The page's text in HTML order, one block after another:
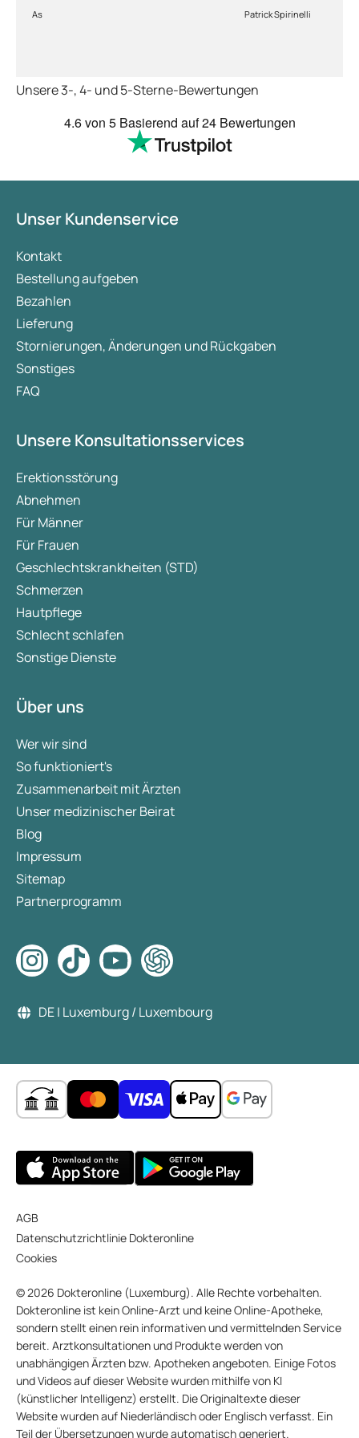
As
Ware sorgfältig
schnelle
Patrick Spirinelli
Unsere 3-, 4- und 5-Sterne-Bewertungen
4.6von 5 Basierend auf24 Bewertungen
Unser Kundenservice
Kontakt
Bestellung aufgeben
Bezahlen
Lieferung
Stornierungen, Änderungen und Rückgaben
Sonstiges
FAQ
Unsere Konsultationsservices
Erektionsstörung
Abnehmen
Für Männer
Für Frauen
Geschlechtskrankheiten (STD)
Schmerzen
Hautpflege
Schlecht schlafen
Sonstige Dienste
Über uns
Wer wir sind
So funktioniert's
Zusammenarbeit mit Ärzten
Unser medizinischer Beirat
Blog
Impressum
Sitemap
Partnerprogramm
DE | Luxemburg / Luxembourg
AGB
Datenschutzrichtlinie Dokteronline
Cookies
© 2026 Dokteronline (Luxemburg). Alle Rechte vorbehalten.
Dokteronline ist kein Online-Arzt und keine Online-Apotheke,
sondern stellt einen rein informativen und vermittelnden Service
bereit. Arztkonsultationen und Produkte werden von
unabhängigen Ärzten bzw. Apotheken angeboten. Einige Fotos
und Videos auf dieser Website wurden mithilfe von KI
(künstlicher Intelligenz) erstellt. Die Originaltexte dieser
Website wurden auf Niederländisch oder Englisch verfasst. Ein
Teil der Übersetzungen wurde automatisch generiert.